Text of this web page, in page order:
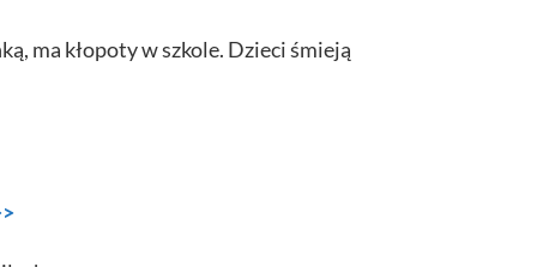
ma kłopoty w szkole. Dzieci śmieją